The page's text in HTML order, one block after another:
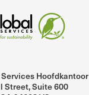
Hoofdkantoor
Street, Suite 600